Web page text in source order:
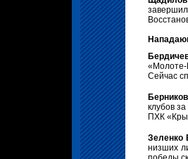
«Молоте-
Сейчас
клубов
ПХК
Зеленко
низших